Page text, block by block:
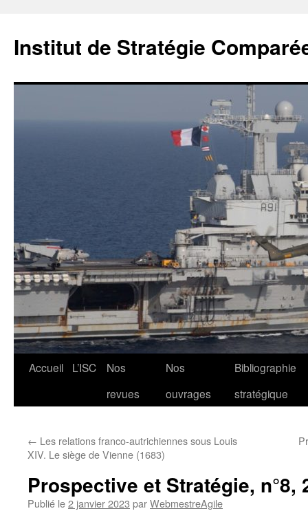
Institut de Stratégie
Aller
Accueil L’ISC
Nos
revues
Nos
ouvrages
Bibliographie
stratégique
← Les relations franco-autrichiennes sous Louis
XIV. Le siège de Vienne (1683)
Prospective et Stratégie, n°8,
Publié le2 janvier 2023 parWebmestreAgile